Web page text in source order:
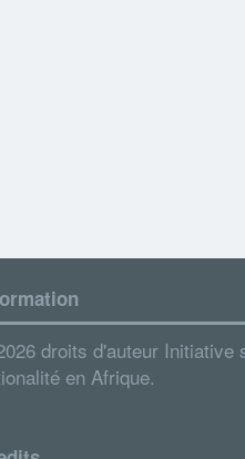
droits d'auteur Initiative
en Afrique.